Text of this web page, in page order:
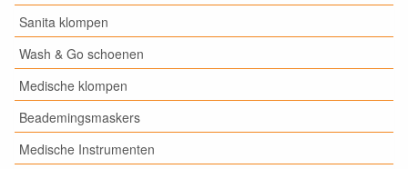
Sanita klompen
Wash & Go schoenen
Medische klompen
Beademingsmaskers
Medische Instrumenten